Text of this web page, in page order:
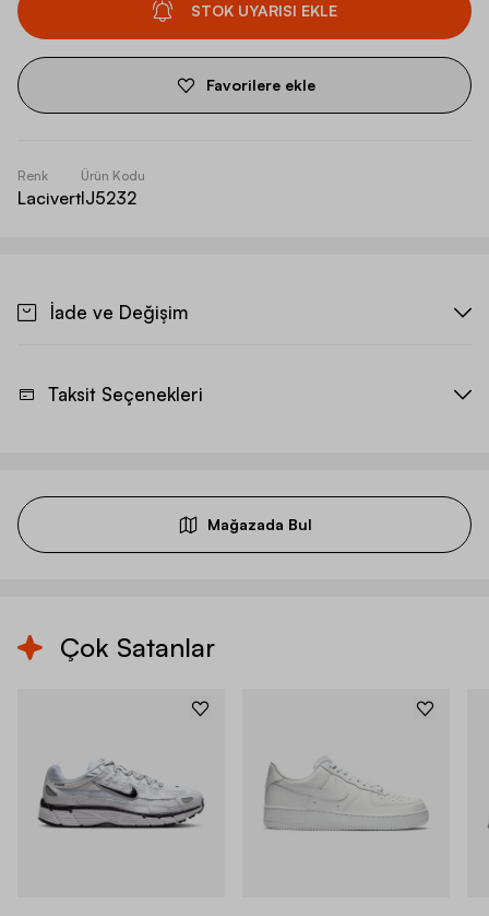
STOK UYARISI EKLE
Favorilere ekle
Renk
Lacivert
Ürün Kodu
IJ5232
İade ve Değişim
Taksit Seçenekleri
Mağazada Bul
Çok Satanlar